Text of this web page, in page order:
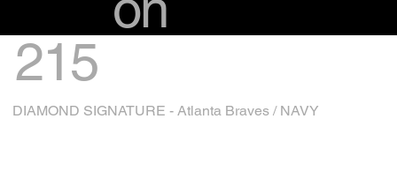
215
DIAMOND SIGNATURE - Atlanta Braves / NAVY